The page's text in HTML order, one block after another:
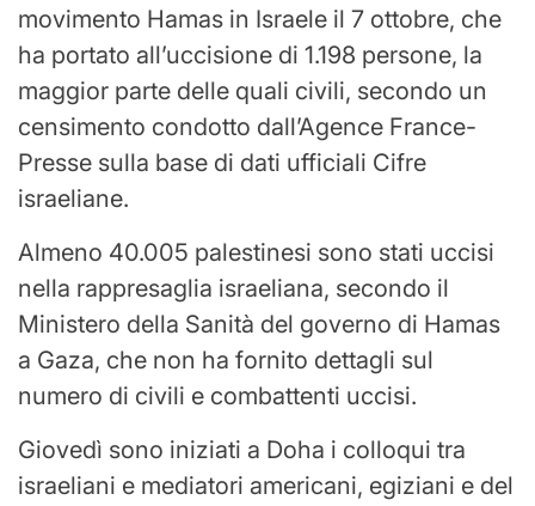
movimento Hamas in Israele il 7 ottobre, che
ha portato all’uccisione di 1.198 persone, la
maggior parte delle quali civili, secondo un
censimento condotto dall’Agence France-
Presse sulla base di dati ufficiali Cifre
israeliane.
Almeno 40.005 palestinesi sono stati uccisi
nella rappresaglia israeliana, secondo il
Ministero della Sanità del governo di Hamas
a Gaza, che non ha fornito dettagli sul
numero di civili e combattenti uccisi.
Giovedì sono iniziati a Doha i colloqui tra
israeliani e mediatori americani, egiziani e del